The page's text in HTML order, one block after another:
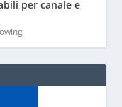
per canale e